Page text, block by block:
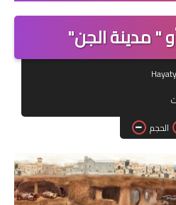
الصفحة الرئيسية
إسلاميات
منوعات
تكنولوجيا
فن
ترفيه
" مدينة الجن"
الحجم